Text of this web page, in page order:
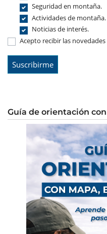
Seguridad en montaña.
Actividades de montaña.
Noticias de interés.
Acepto recibir las
Guía de orientación